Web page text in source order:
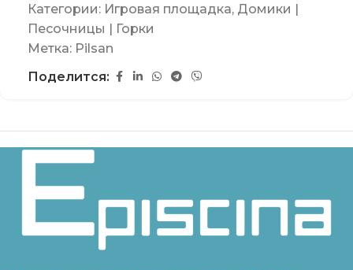
Категории: Игровая площадка, Домики |
Песочницы | Горки
Метка: Pilsan
Поделится: